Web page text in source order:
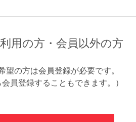
用の方・会員以外の方